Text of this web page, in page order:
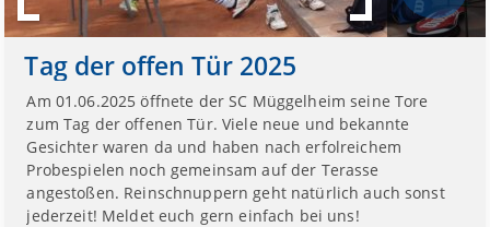
Tag der offen Tür 2025
Am 01.06.2025 öffnete der SC Müggelheim seine Tore
zum Tag der offenen Tür. Viele neue und bekannte
Gesichter waren da und haben nach erfolreichem
Probespielen noch gemeinsam auf der Terasse
angestoßen. Reinschnuppern geht natürlich auch sonst
jederzeit! Meldet euch gern einfach bei uns!